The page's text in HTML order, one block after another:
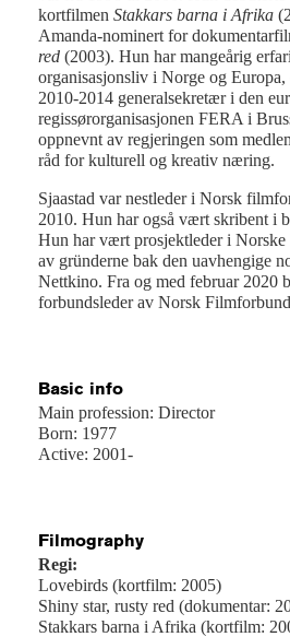
kortfilmen Stakkars barna i Afrika
Amanda-nominert for
red (2003). Hun har mangeårig
organisasjonsliv i Norge og
2010-2014 generalsekretær i den
regissørorganisasjonen FERA i
oppnevnt av regjeringen som
råd for kulturell og kreativ næring.
Sjaastad var nestleder i Norsk
2010. Hun har også vært skribent i
Hun har vært prosjektleder i Norske
av gründerne bak den uavhengige
Nettkino. Fra og med februar 2020
forbundsleder av Norsk
Basic info
Main profession: Director
Born: 1977
Active: 2001-
Filmography
Regi:
Lovebirds (kortfilm: 2005)
Shiny star, rusty red (dokumentar:
Stakkars barna i Afrika (kortfilm: